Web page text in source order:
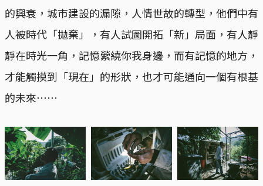
的興衰，城市建設的漏隙，人情世故的轉型，他們中有
人被時代「拋棄」，有人試圖開拓「新」局面，有人靜
靜在時光一角，記憶縈繞你我身邊，而有記憶的地方，
才能觸摸到「現在」的形狀，也才可能通向一個有根基
的未來⋯⋯